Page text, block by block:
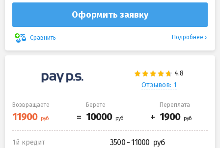
Оформить заявку
Сравнить Подробнее
Отзывов: 1
Возвращаете Берете Переплата
1й кредит 3500 - 11000